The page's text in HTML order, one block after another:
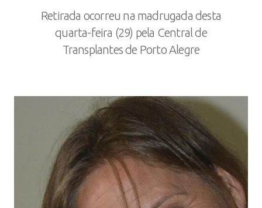
Retirada ocorreu na madrugada desta
quarta-feira (29) pela Central de
Transplantes de Porto Alegre